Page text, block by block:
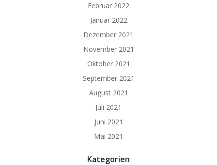
Februar 2022
Januar 2022
Dezember 2021
November 2021
Oktober 2021
September 2021
August 2021
Juli 2021
Juni 2021
Mai 2021
Kategorien